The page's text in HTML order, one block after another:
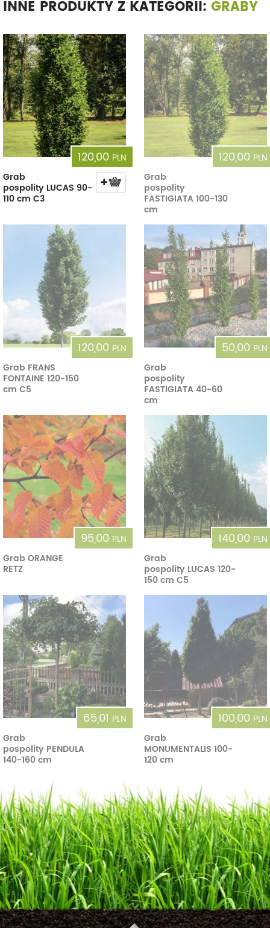
INNE PRODUKTY Z KATEGORII: GRABY
120,00 PLN
Grab
pospolity LUCAS 90-
110 cm C3
120,00 PLN
Grab
pospolity
FASTIGIATA 100-130
cm
120,00 PLN
Grab FRANS
FONTAINE 120-150
cm C5
50,00 PLN
Grab
pospolity
FASTIGIATA 40-60
cm
95,00 PLN
Grab ORANGE
RETZ
140,00 PLN
Grab
pospolity LUCAS 120-
150 cm C5
65,01 PLN
Grab
pospolity PENDULA
140-160 cm
100,00 PLN
Grab
MONUMENTALIS 100-
120 cm